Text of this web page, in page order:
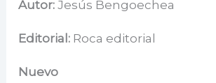
precio
original
precio
actual
Autor:Jesús Bengoechea
Editorial: Roca editorial
Nuevo